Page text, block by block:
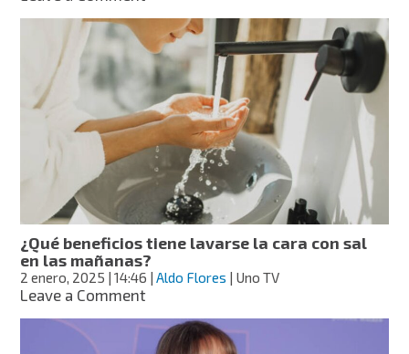
evitar
brotes
de
acné
tras
las
fiestas
decembrinas?
¿Qué beneficios tiene lavarse la cara con sal
en las mañanas?
2 enero, 2025 | 14:46 |Aldo Flores | Uno TV
Leave a Commenton
beneficios
tiene